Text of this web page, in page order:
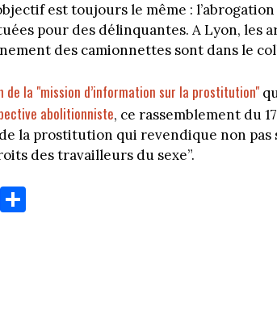
est toujours le même :
pour des délinquantes. A Lyon, les
des camionnettes sont dans le
de la "mission d’information sur la prostitution"
abolitionniste, ce rassemblement du
la prostitution qui revendique non pas
des travailleurs du sexe”.
E
m